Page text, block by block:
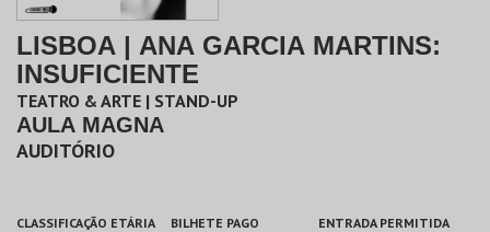
LISBOA | ANA GARCIA MARTINS:
INSUFICIENTE
TEATRO & ARTE | STAND-UP
AULA MAGNA
AUDITÓRIO
CLASSIFICAÇÃO ETÁRIA
BILHETE PAGO
ENTRADA PERMITIDA